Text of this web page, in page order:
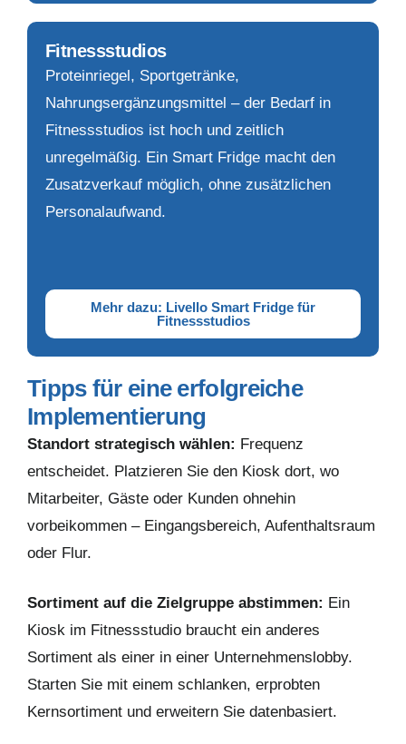
Fitnessstudios
Proteinriegel, Sportgetränke,
Nahrungsergänzungsmittel – der Bedarf in
Fitnessstudios ist hoch und zeitlich
unregelmäßig. Ein Smart Fridge macht den
Zusatzverkauf möglich, ohne zusätzlichen
Personalaufwand.
Mehr dazu: Livello Smart Fridge für
Fitnessstudios
Tipps für eine erfolgreiche
Implementierung
Standort strategisch wählen: Frequenz
entscheidet. Platzieren Sie den Kiosk dort, wo
Mitarbeiter, Gäste oder Kunden ohnehin
vorbeikommen – Eingangsbereich, Aufenthaltsraum
oder Flur.
Sortiment auf die Zielgruppe abstimmen: Ein
Kiosk im Fitnessstudio braucht ein anderes
Sortiment als einer in einer Unternehmenslobby.
Starten Sie mit einem schlanken, erprobten
Kernsortiment und erweitern Sie datenbasiert.